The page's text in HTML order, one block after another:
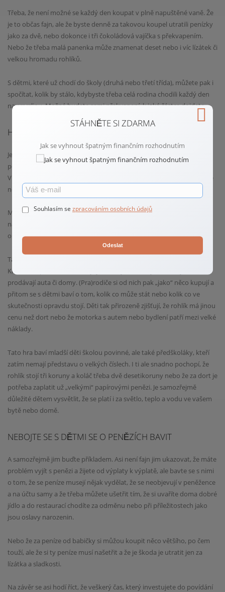
Třeba, že není možné se každý den koupat v plně napuštěné vaně. Že
je to občas fajn, ale že byste denně za takovou koupel utratili penízky
jako za dvě, nebo dokonce i tři čokoládová vajíčka s překvapením.
Nebo že třeba malá panenka může znamenat deset nebo i víc lízátek či
velkou hromadu rohlíků.
S dětmi, které už chodí do školy (druhá nebo třetí třída), můžete pak i
spočítat, kolik by stálo, kdybyste třeba celá rodina chodili každý den
na zmrzlinu. Možná budete sami překvapení, k jaké částce dojdete.
HRAJTE SI!
Jednou ze skvělých možností, jak můžete malým dětem přiblížit svět
peněz, je ukazovat jim klasické peníze a platit s nimi v obchodě.
Virtuální peníze na účtu jsou pro ně ještě mnohem méně uchopitelné
než třeba sedmihlavý drak.
Můžete jim taky klidně pořídit dětské „peníze“ a hrát si s nimi na
nákup nebo prodej. K nejoblíbenějším hrám s dětmi totiž patří hra na
obchod. Děti něco prodávají a vy si to k nim chodíte kupovat.
Tato hra se ale dá hrát také v autě při dlouhém (i kratším) cestování.
Klidně bez peněz. Děti si hrají, jakože vyrábí dorty, vážou kytice nebo
prodávají auta či domy. (Pra)rodiče si od nich pak „jako“ něco kupují a
přitom se s dětmi baví o tom, kolik co může stát nebo kolik co ve
skutečnosti opravdu stojí. Děti tak přirozeně zjišťují, že rohlík má jinou
cenu než dort nebo že motorka s autem nebo bydlení patří mezi velké
náklady.
Tato hra baví mladší děti školou povinné, ale také předškoláky, kteří
zatím nemají představu o velkých číslech. I ti ale snadno pochopí, že
rohlík stojí tři koruny a koláč třeba dvě desetikoruny nebo že za dort je
potřeba zaplatit už „velkými“ papírovými penězi. Je samozřejmě
důležité dětem vysvětlit, že se platí i za světlo, teplo a vodu ve vašem
bytě nebo domě.
NEBOJTE SE S DĚTMI SE O PENĚZÍCH BAVIT
A samozřejmě jim buďte příkladem. Asi není fajn jim ukazovat, že máte
problém vyjít s penězi a žijete od výplaty k výplatě, ale bavte se s nimi
o tom, že se peníze musejí nějak vydělat, že se neobjevují v peněžence
a na účtu samy a že třeba můžete ušetřit tím, že si uvaříte doma dobré
jídlo a do restaurací chodíte za odměnu nebo při příležitostech jako
jsou oslavy narozenin.
Nebo že za peníze od babičky si můžou koupit něco většího, po čem
touží, ale že si ty peníze musí našetřit a že je škoda je utratit jen za
lízátka a sladkosti.
Na závěr se asi hodí říct, že veškerý čas, který investujete do povídání
STÁHNĚTE SI ZDARMA
Jak se vyhnout špatným finančním rozhodnutím
Souhlasím se zpracováním osobních údajů
Odeslat